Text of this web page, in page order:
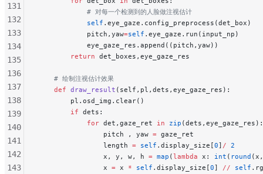
            # 对每一个检测到的人脸做注视估计
            self
.eye_gaze.config_preprocess(det_box)
            pitch,yaw
=self .eye_gaze.run(input_np)
            eye_gaze_res.append((pitch,yaw))
        return
det_boxes,eye_gaze_res
    # 绘制注视估计效果
    def
draw_result (self,pl,dets,eye_gaze_res):
        pl.osd_img.clear()
        if
dets:
            for
det,gaze_ret in zip (dets,eye_gaze_res):
                pitch , yaw
= gaze_ret
                length
= self .display_size[0] / 2
                x, y, w, h
= map (lambda x: int ( round
                x
= x * self .display_size[0] // self
131
132
133
134
135
136
137
138
139
140
141
142
143